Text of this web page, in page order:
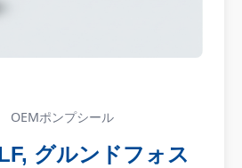
OEMポンプシール
グルンドフォス